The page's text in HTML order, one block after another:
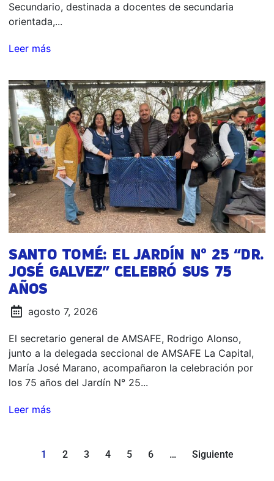
Secundario, destinada a docentes de secundaria
orientada,...
Leer más
SANTO TOMÉ: EL JARDÍN N° 25 “DR.
JOSÉ GALVEZ” CELEBRÓ SUS 75
AÑOS
agosto 7, 2026
El secretario general de AMSAFE, Rodrigo Alonso,
junto a la delegada seccional de AMSAFE La Capital,
María José Marano, acompañaron la celebración por
los 75 años del Jardín N° 25...
Leer más
1 2 3 4 5 6 … Siguiente